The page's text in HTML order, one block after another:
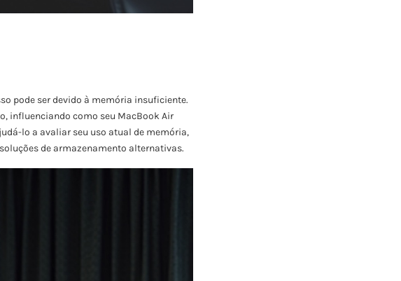
pode ser devido à memória insuficiente.
influenciando como seu MacBook Air
lo a avaliar seu uso atual de memória,
de armazenamento alternativas.